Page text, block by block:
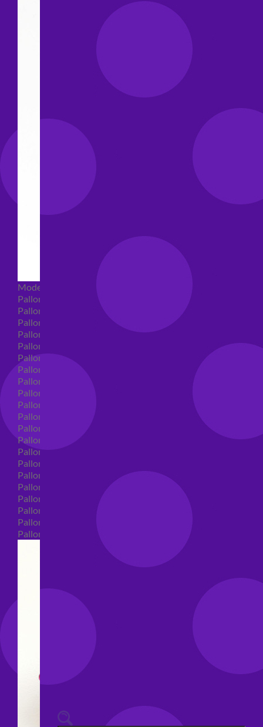
Modellabili
Palloncini mongolfiera in lattice
Palloncini Mini Shape
Palloncini Shape
Palloncini nascita shape
Palloncini Battesimo shape
Palloncini Altre Ricorrenze Shape
Palloncini primo compleanno shape
Palloncini Animali Shape
Palloncini Personaggi shape
Palloncini comunione shape
Palloncini Cresima shape
Palloncini laurea shape
Palloncini compleanno shape
Palloncini 18 anni shape
Palloncini 30 anni shape
Palloncini 40 anni shape
Palloncini 50 anni shape
Palloncini 60/70/80/90/100 anni shape
Palloncini Matrimonio shape
Palloncini Anniversario shape
Palloncini generici shape